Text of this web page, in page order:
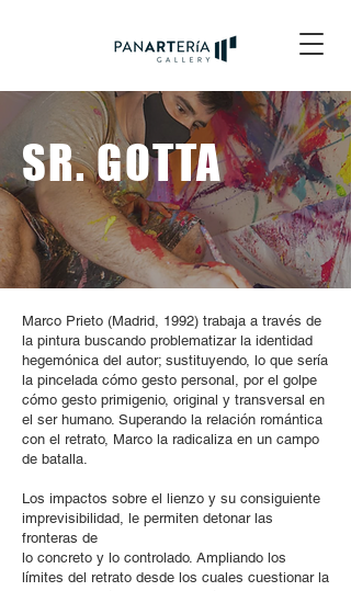
SR. GOTTA
Marco Prieto (Madrid, 1992) trabaja a través de
la pintura buscando problematizar la identidad
hegemónica del autor; sustituyendo, lo que sería
la pincelada cómo gesto personal, por el golpe
cómo gesto primigenio, original y transversal en
el ser humano. Superando la relación romántica
con el retrato, Marco la radicaliza en un campo
de batalla.
Los impactos sobre el lienzo y su consiguiente
imprevisibilidad, le permiten detonar las
fronteras de
lo concreto y lo controlado. Ampliando los
límites del retrato desde los cuales cuestionar la